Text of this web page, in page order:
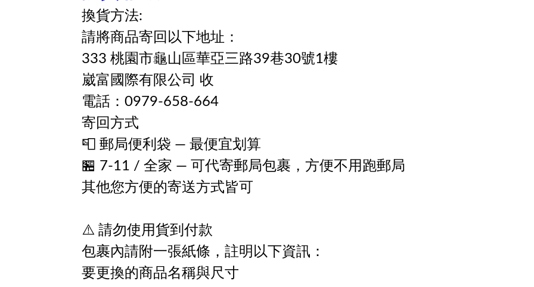
換貨方法:
請將商品寄回以下地址：
333 桃園市龜山區華亞三路39巷30號1樓
崴富國際有限公司 收
電話：0979-658-664
寄回方式
📮 郵局便利袋 — 最便宜划算
🏪 7-11 / 全家 — 可代寄郵局包裹，方便不用跑郵局
其他您方便的寄送方式皆可
⚠️ 請勿使用貨到付款
包裹內請附一張紙條，註明以下資訊：
要更換的商品名稱與尺寸